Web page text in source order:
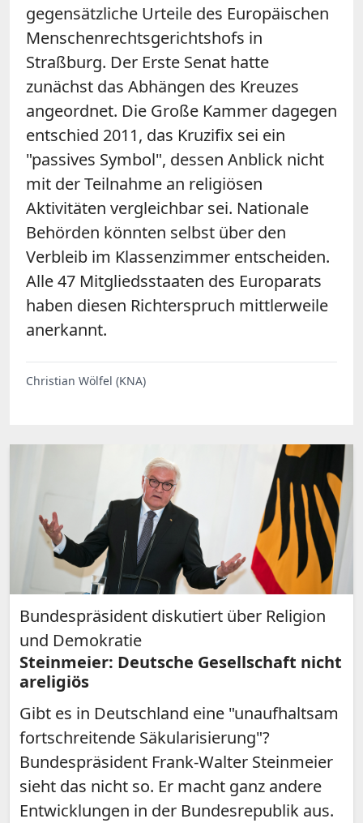
gegensätzliche Urteile des Europäischen
Menschenrechtsgerichtshofs in
Straßburg. Der Erste Senat hatte
zunächst das Abhängen des Kreuzes
angeordnet. Die Große Kammer dagegen
entschied 2011, das Kruzifix sei ein
"passives Symbol", dessen Anblick nicht
mit der Teilnahme an religiösen
Aktivitäten vergleichbar sei. Nationale
Behörden könnten selbst über den
Verbleib im Klassenzimmer entscheiden.
Alle 47 Mitgliedsstaaten des Europarats
haben diesen Richterspruch mittlerweile
anerkannt.
Christian Wölfel (KNA)
Bundespräsident diskutiert über Religion
und Demokratie
Steinmeier: Deutsche Gesellschaft nicht
areligiös
Gibt es in Deutschland eine "unaufhaltsam
fortschreitende Säkularisierung"?
Bundespräsident Frank-Walter Steinmeier
sieht das nicht so. Er macht ganz andere
Entwicklungen in der Bundesrepublik aus.